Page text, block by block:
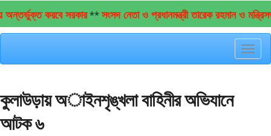
করবে সরকার**সংসদ নেতা ও প্রধানমন্ত্রী তারেক রহমান ও
কুলাউড়ায় অাইনশৃঙ্খলা বাহিনীর অভিযানে
আটক ৬